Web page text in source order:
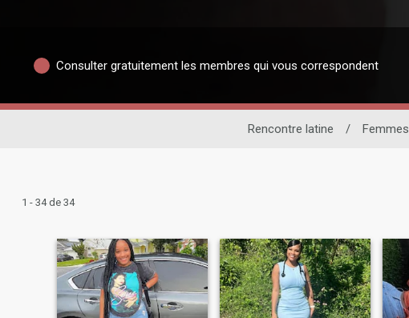
Consulter gratuitement les membres qui vous correspondent
Rencontre latine / Femmes
1 - 34 de 34